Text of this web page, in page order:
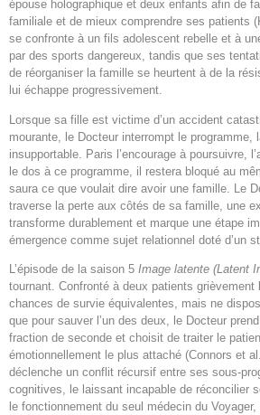
épouse holographique et deux enfants afin de
familiale et de mieux comprendre ses patients
se confronte à un fils adolescent rebelle et à
par des sports dangereux, tandis que ses
de réorganiser la famille se heurtent à de la
lui échappe progressivement.
Lorsque sa fille est victime d’un accident
mourante, le Docteur interrompt le programme,
insupportable. Paris l’encourage à poursuivre,
le dos à ce programme, il restera bloqué au
saura ce que voulait dire avoir une famille. Le
traverse la perte aux côtés de sa famille, une
transforme durablement et marque une étape
émergence comme sujet relationnel doté d’un
L’épisode de la saison 5 Image latente (Latent
tournant. Confronté à deux patients grièvement
chances de survie équivalentes, mais ne
que pour sauver l’un des deux, le Docteur
fraction de seconde et choisit de traiter le
émotionnellement le plus attaché (Connors et
déclenche un conflit récursif entre ses sous-
cognitives, le laissant incapable de réconcilier
le fonctionnement du seul médecin du